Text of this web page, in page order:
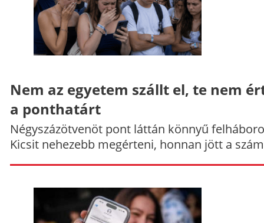
Nem az egyetem szállt el, te nem
a ponthatárt
Négyszázötvenöt pont láttán könnyű
Kicsit nehezebb megérteni, honnan jött a